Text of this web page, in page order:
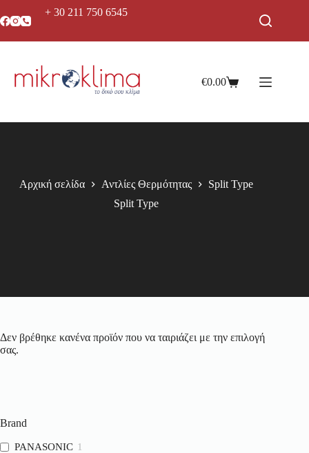
+ 30 211 750 6545
€0.00
Αρχική σελίδα Αντλίες Θερμότητας
Split Type
Split Type
Δεν βρέθηκε κανένα προϊόν που να ταιριάζει με την επιλογή
σας.
Brand
PANASONIC 1